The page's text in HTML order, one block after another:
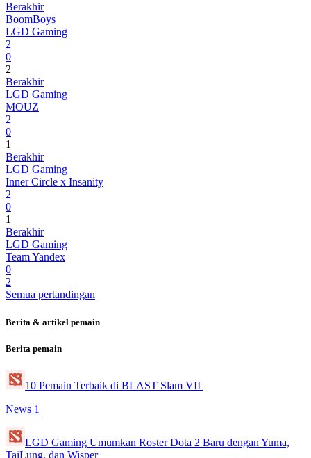
Berakhir
BoomBoys
LGD Gaming
2
0
2
Berakhir
LGD Gaming
MOUZ
2
0
1
Berakhir
LGD Gaming
Inner Circle x Insanity
2
0
1
Berakhir
LGD Gaming
Team Yandex
0
2
Semua pertandingan
Berita & artikel pemain
Berita pemain
10 Pemain Terbaik di BLAST Slam VII
News 1
LGD Gaming Umumkan Roster Dota 2 Baru dengan Yuma,
TaiLung, dan Wisper